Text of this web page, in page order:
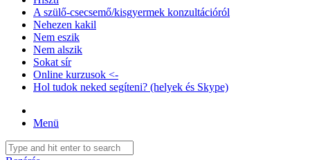
A szülő-csecsemő/kisgyermek konzultációról
Nehezen kakil
Nem eszik
Nem alszik
Sokat sír
Online kurzusok <-
Hol tudok neked segíteni? (helyek és Skype)
Menü